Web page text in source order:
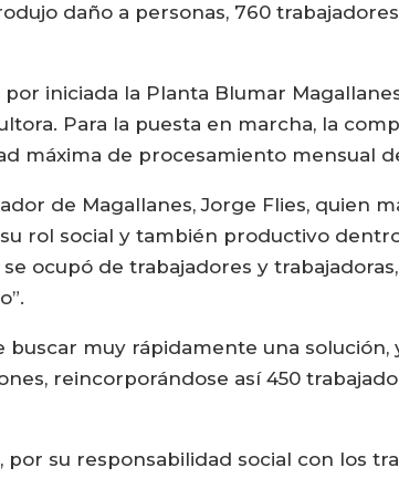
daño a personas, 760
iniciada la Planta Blumar
Para la puesta en marcha, la
máxima de procesamiento mensual
de Magallanes, Jorge Flies, quien
rol social y también productivo
ocupó de trabajadores y
muy rápidamente una
reincorporándose así 450
por su responsabilidad social con los